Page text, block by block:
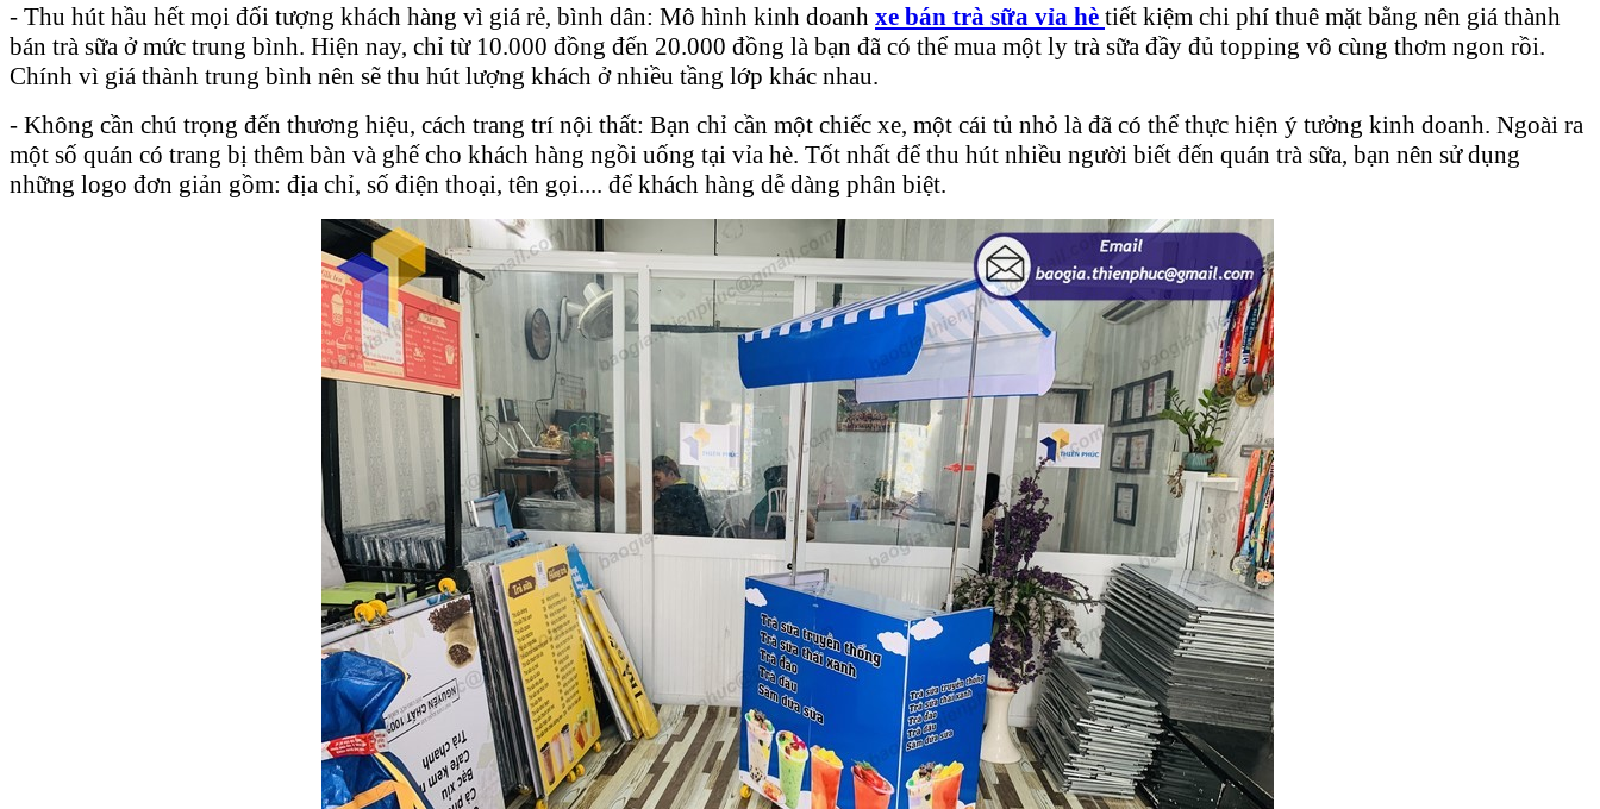
- Thu hút hầu hết mọi đối tượng khách hàng vì giá rẻ, bình dân: Mô hình kinh doanh xe bán trà sữa vỉa hè tiết kiệm chi phí thuê mặt bằng nên giá thành
bán trà sữa ở mức trung bình. Hiện nay, chỉ từ 10.000 đồng đến 20.000 đồng là bạn đã có thể mua một ly trà sữa đầy đủ topping vô cùng thơm ngon rồi.
Chính vì giá thành trung bình nên sẽ thu hút lượng khách ở nhiều tầng lớp khác nhau.
- Không cần chú trọng đến thương hiệu, cách trang trí nội thất: Bạn chỉ cần một chiếc xe, một cái tủ nhỏ là đã có thể thực hiện ý tưởng kinh doanh. Ngoài ra
một số quán có trang bị thêm bàn và ghế cho khách hàng ngồi uống tại vỉa hè. Tốt nhất để thu hút nhiều người biết đến quán trà sữa, bạn nên sử dụng
những logo đơn giản gồm: địa chỉ, số điện thoại, tên gọi.... để khách hàng dễ dàng phân biệt.